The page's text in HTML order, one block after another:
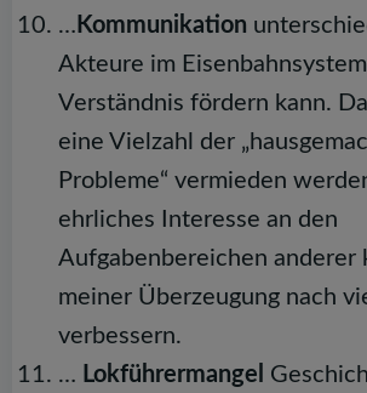
… Kommunikation
Akteure im
Verständnis fördern kann.
eine Vielzahl der
Probleme“ vermieden
ehrliches Interesse an den
Aufgabenbereichen anderer
meiner Überzeugung nach
verbessern.
… Lokführermangel